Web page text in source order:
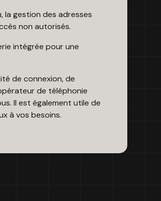
la gestion des adresses
non autorisés.
intégrée pour une
de connexion, de
de téléphonie
Il est également utile de
à vos besoins.